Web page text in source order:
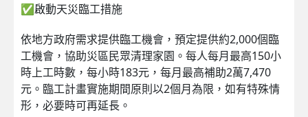
✅啟動天災臨工措施
依地方政府需求提供臨工機會，預定提供約2,000個臨
工機會，協助災區民眾清理家園。每人每月最高150小
時上工時數，每小時183元，每月最高補助2萬7,470
元。臨工計畫實施期間原則以2個月為限，如有特殊情
形，必要時可再延長。